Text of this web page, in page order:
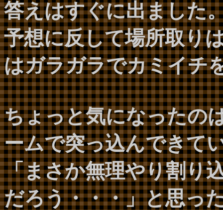
答えはすぐに出ました
予想に反して場所取り
はガラガラでカミイチ
ちょっと気になったの
ームで突っ込んできて
「まさか無理やり割り
だろう・・・」と思っ